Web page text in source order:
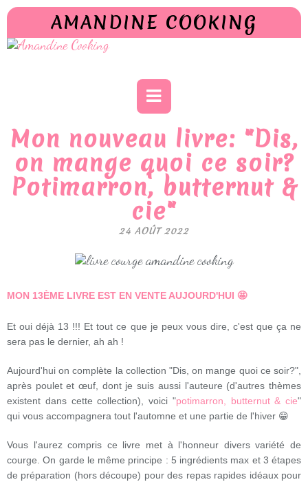
AMANDINE COOKING
Mon nouveau livre: "Dis,
on mange quoi ce soir?
Potimarron, butternut &
cie"
24 AOÛT 2022
MON 13ÈME LIVRE EST EN VENTE AUJOURD'HUI 🤩
Et oui déjà 13 !!! Et tout ce que je peux vous dire, c'est que ça ne
sera pas le dernier, ah ah !
Aujourd'hui on complète la collection "Dis, on mange quoi ce soir?",
après poulet et œuf, dont je suis aussi l'auteure (d'autres thèmes
existent dans cette collection), voici "potimarron, butternut & cie"
qui vous accompagnera tout l'automne et une partie de l'hiver 😁
Vous l'aurez compris ce livre met à l'honneur divers variété de
courge. On garde le même principe : 5 ingrédients max et 3 étapes
de préparation (hors découpe) pour des repas rapides idéaux pour